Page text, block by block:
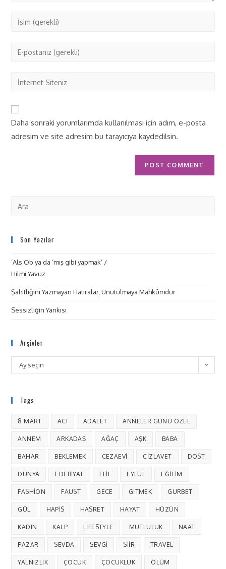
Daha sonraki yorumlarımda kullanılması için adım, e-posta
adresim ve site adresim bu tarayıcıya kaydedilsin.
Son Yazılar
‘Als Ob ya da ‘mış gibi yapmak’ /
Hilmi Yavuz
Şahitliğini Yazmayan Hatıralar, Unutulmaya Mahkûmdur
Sessizliğin Yankısı
Arşivler
Ay seçin
Tags
8 MART ACI ADALET ANNELER GÜNÜ ÖZEL
ANNEM ARKADAŞ AĞAÇ AŞK BABA
BAHAR BEKLEMEK CEZAEVI CIZLAVET DOST
DÜNYA EDEBIYAT ELIF EYLÜL EĞITIM
FASHION FAUST GECE GITMEK GURBET
GÜL HAPIS HASRET HAYAT HÜZÜN
KADIN KALP LIFESTYLE MUTLULUK NAAT
PAZAR SEVDA SEVGI SIIR TRAVEL
YALNIZLIK ÇOCUK ÇOCUKLUK ÖLÜM